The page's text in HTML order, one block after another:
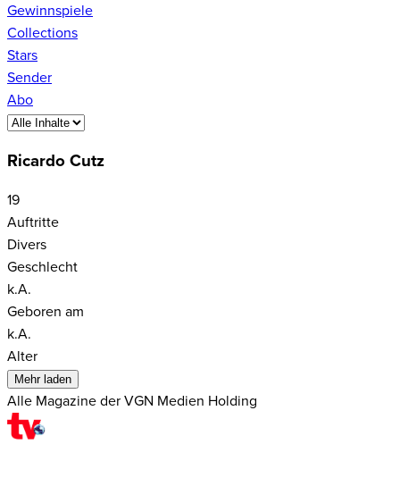
Gewinnspiele
Collections
Stars
Sender
Abo
Ricardo Cutz
19
Auftritte
Divers
Geschlecht
k.A.
Geboren am
k.A.
Alter
Mehr laden
Alle Magazine der VGN Medien Holding